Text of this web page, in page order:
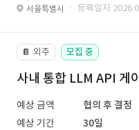
서울특별시 · 등록일자
📔 외주 모집 중
사내 통합 LLM API 게
예상 금액
협의 후 결정
예상 기간
30일